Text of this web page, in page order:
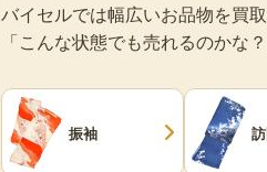
バイセルでは幅広いお品物を買
「こんな状態でも売れるのかな
振袖